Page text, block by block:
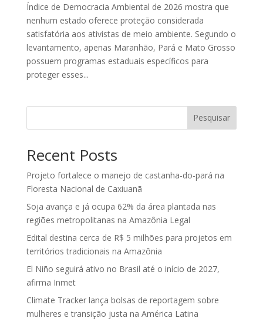
Índice de Democracia Ambiental de 2026 mostra que
nenhum estado oferece proteção considerada
satisfatória aos ativistas de meio ambiente. Segundo o
levantamento, apenas Maranhão, Pará e Mato Grosso
possuem programas estaduais específicos para
proteger esses...
Pesquisar
Recent Posts
Projeto fortalece o manejo de castanha-do-pará na
Floresta Nacional de Caxiuanã
Soja avança e já ocupa 62% da área plantada nas
regiões metropolitanas na Amazônia Legal
Edital destina cerca de R$ 5 milhões para projetos em
territórios tradicionais na Amazônia
El Niño seguirá ativo no Brasil até o início de 2027,
afirma Inmet
Climate Tracker lança bolsas de reportagem sobre
mulheres e transição justa na América Latina